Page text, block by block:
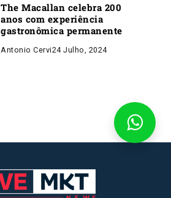
The Macallan celebra 200
anos com experiência
gastronômica permanente
Antonio Cervi24 Julho, 2024